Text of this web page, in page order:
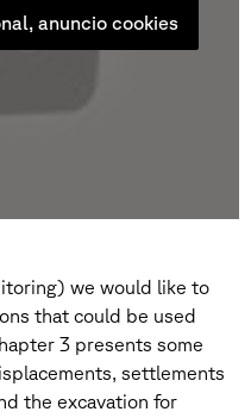
anuncio cookies
we would like to
that could be used
3 presents some
settlements
the excavation for